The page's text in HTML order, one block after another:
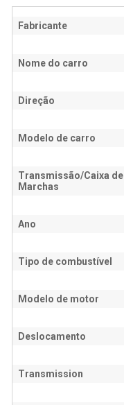
Fabricante
Nome do carro
Direção
Modelo de carro
Transmissão/Caixa de
Marchas
Ano
Tipo de combustível
Modelo de motor
Deslocamento
Transmission